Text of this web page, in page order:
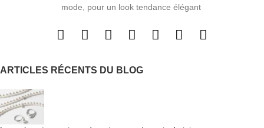
mode, pour un look tendance élégant
ARTICLES RÉCENTS DU BLOG